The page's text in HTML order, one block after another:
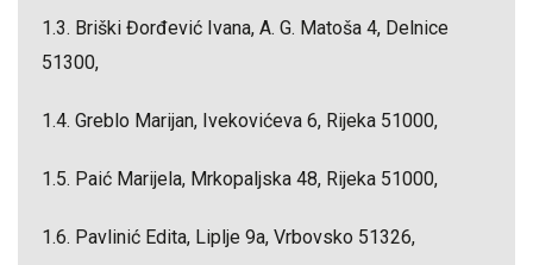
1.3. Briški Đorđević Ivana, A. G. Matoša 4, Delnice
51300,
1.4. Greblo Marijan, Ivekovićeva 6, Rijeka 51000,
1.5. Paić Marijela, Mrkopaljska 48, Rijeka 51000,
1.6. Pavlinić Edita, Liplje 9a, Vrbovsko 51326,